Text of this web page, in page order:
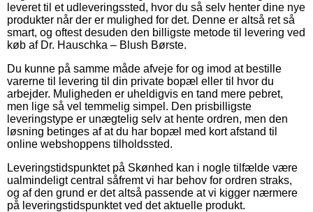
leveret til et udleveringssted, hvor du så selv henter dine nye
produkter når der er mulighed for det. Denne er altså ret så
smart, og oftest desuden den billigste metode til levering ved
køb af Dr. Hauschka – Blush Børste.
Du kunne på samme måde afveje for og imod at bestille
varerne til levering til din private bopæl eller til hvor du
arbejder. Muligheden er uheldigvis en tand mere pebret,
men lige så vel temmelig simpel. Den prisbilligste
leveringstype er unægtelig selv at hente ordren, men den
løsning betinges af at du har bopæl med kort afstand til
online webshoppens tilholdssted.
Leveringstidspunktet på Skønhed kan i nogle tilfælde være
ualmindeligt central såfremt vi har behov for ordren straks,
og af den grund er det altså passende at vi kigger nærmere
på leveringstidspunktet ved det aktuelle produkt.